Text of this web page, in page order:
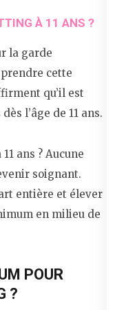
À 11 ANS ?
la garde
prendre cette
qu’il est
l’âge de 11 ans.
ans ? Aucune
soignant.
entière et élever
en milieu de
POUR
?